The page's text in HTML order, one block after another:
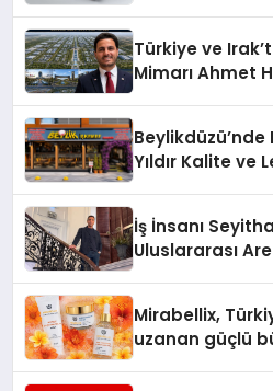
Türkiye ve
Mimarı Ahmet
Hayata
Yıldır Kalite ve
İş İnsanı
Uluslararası
Mirabellix,
uzanan güçlü